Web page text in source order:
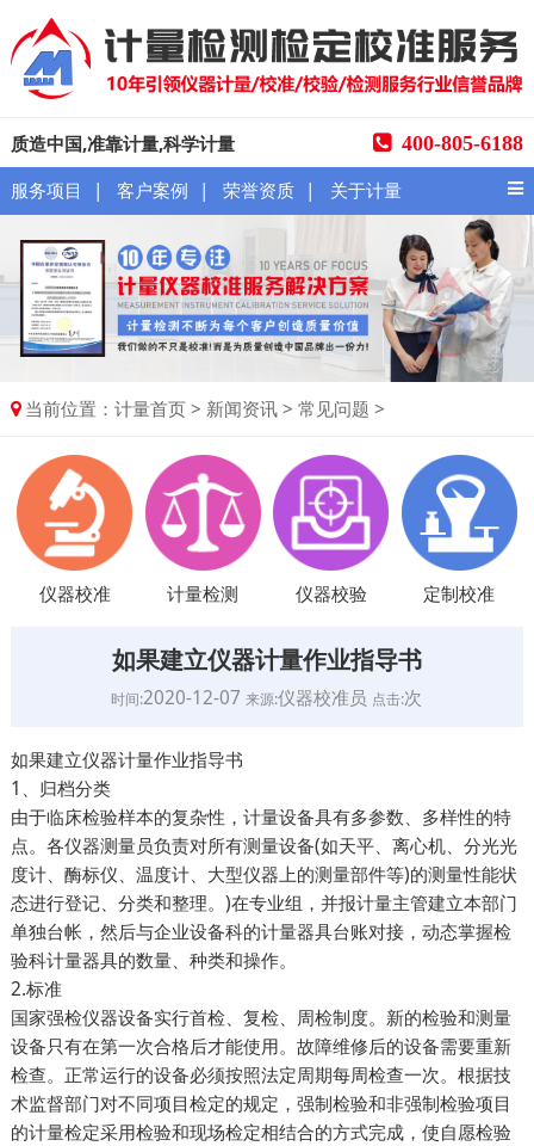
质造中国,准靠计量,科学计量 400-805-6188
服务项目 | 客户案例 | 荣誉资质 | 关于计量
当前位置：计量首页 > 新闻资讯 >常见问题 >
仪器校准 计量检测 仪器校验 定制校准
如果建立仪器计量作业指导书
时间:2020-12-07来源:仪器校准员 点击:次
如果建立仪器计量作业指导书
1、归档分类
由于临床检验样本的复杂性，计量设备具有多参数、多样性的特
点。各仪器测量员负责对所有测量设备(如天平、离心机、分光光
度计、酶标仪、温度计、大型仪器上的测量部件等)的测量性能状
态进行登记、分类和整理。)在专业组，并报计量主管建立本部门
单独台帐，然后与企业设备科的计量器具台账对接，动态掌握检
验科计量器具的数量、种类和操作。
2.标准
国家强检仪器设备实行首检、复检、周检制度。新的检验和测量
设备只有在第一次合格后才能使用。故障维修后的设备需要重新
检查。正常运行的设备必须按照法定周期每周检查一次。根据技
术监督部门对不同项目检定的规定，强制检验和非强制检验项目
的计量检定采用检验和现场检定相结合的方式完成，使自愿检验